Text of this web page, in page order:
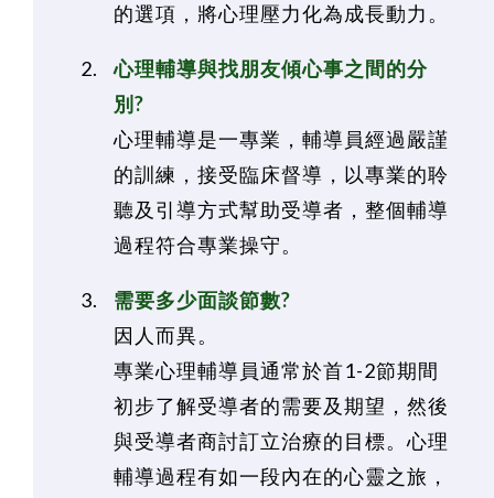
的選項，將心理壓力化為成長動力。
心理輔導與找朋友傾心事之間的分
別?
心理輔導是一專業，輔導員經過嚴謹
的訓練，接受臨床督導，以專業的聆
聽及引導方式幫助受導者，整個輔導
過程符合專業操守。
需要多少面談節數?
因人而異。
專業心理輔導員通常於首1-2節期間
初步了解受導者的需要及期望，然後
與受導者商討訂立治療的目標。心理
輔導過程有如一段內在的心靈之旅，